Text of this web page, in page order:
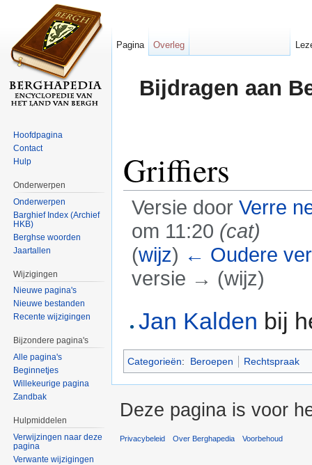
Bijdragen aan
Griffiers
Versie door Verre
om 11:20 (cat)
(wijz) ← Oudere
versie → (wijz)
Jan Kalden bij
Categorieën: Beroepen Rechtspraak
Pagina Overleg
Hoofdpagina
Contact
Hulp
Onderwerpen
Onderwerpen
Barghief Index (Archief
HKB)
Berghse woorden
Jaartallen
Wijzigingen
Nieuwe pagina's
Nieuwe bestanden
Recente wijzigingen
Bijzondere pagina's
Alle pagina's
Beginnetjes
Willekeurige pagina
Zandbak
Hulpmiddelen
Verwijzingen naar deze
pagina
Verwante wijzigingen
Deze pagina is voor
Privacybeleid Over Berghapedia Voorbehoud